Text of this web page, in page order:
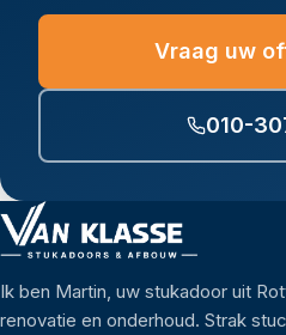
Vraag uw
010-
Ik ben Martin, uw stukadoor uit
renovatie en onderhoud. Strak